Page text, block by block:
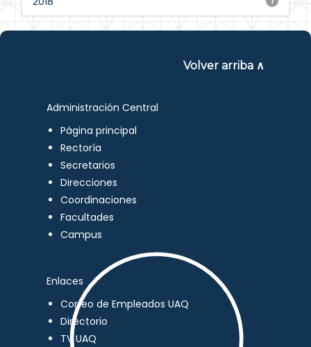
Volver arriba ∧
Administración Central
Página principal
Rectoría
Secretarios
Direcciones
Coordinaciones
Facultades
Campus
Enlaces
Correo de Empleados UAQ
Directorio
TV UAQ